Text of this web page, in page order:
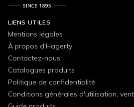
LIENS UTILES
Mentions légales
À propos d'Hagerty
Contactez-nous
Catalogues produits
Politique de confidentialité
Conditions générales d'utilisation,